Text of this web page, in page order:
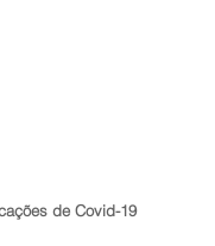
de Covid-19